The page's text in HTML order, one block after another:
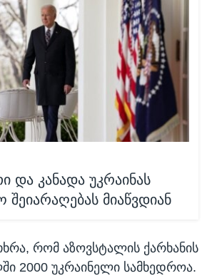
და კანადა უკრაინას
მიაწვდიან
რომ აზოვსტალის ქარხანის
2000 უკრაინელი სამხედროა.